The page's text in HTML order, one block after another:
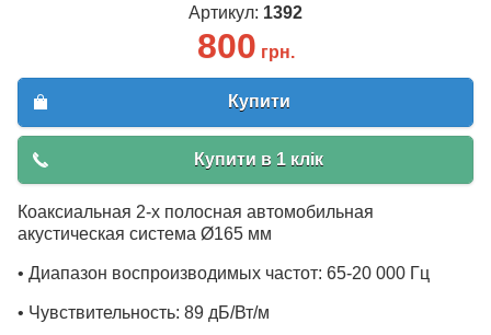
Артикул: 1392
800 грн.
Купити
Купити в 1 клік
Коаксиальная 2-х полосная автомобильная
акустическая система Ø165 мм
• Диапазон воспроизводимых частот: 65-20 000 Гц
• Чувствительность: 89 дБ/Вт/м